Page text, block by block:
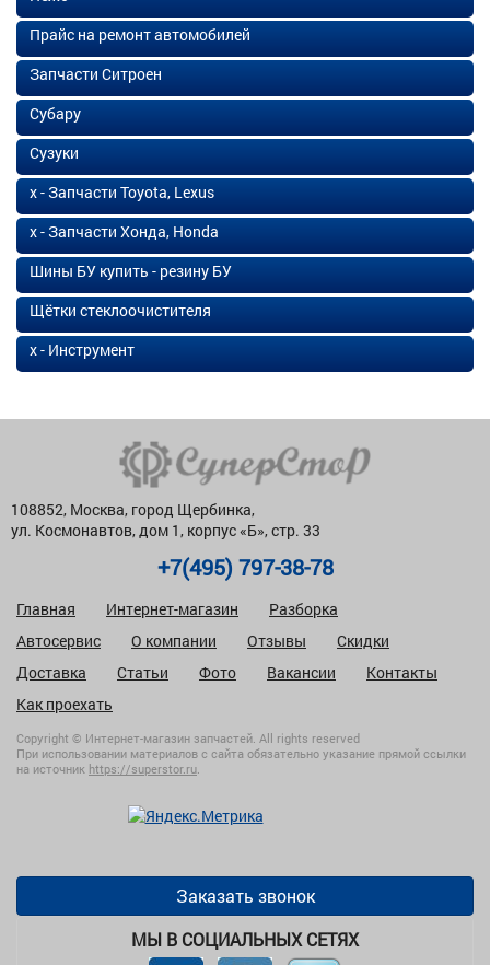
Прайс на ремонт автомобилей
Запчасти Ситроен
Субару
Сузуки
х - Запчасти Toyota, Lexus
х - Запчасти Хонда, Honda
Шины БУ купить - резину БУ
Щётки стеклоочистителя
х - Инструмент
108852, Москва, город Щербинка,
ул. Космонавтов, дом 1, корпус «Б», стр. 33
+7(495) 797-38-78
Главная Интернет-магазин
Разборка
Автосервис
О компании Отзывы
Скидки
Доставка
Статьи Фото Вакансии
Контакты
Как проехать
Copyright © Интернет-магазин запчастей. All rights reserved
При использовании материалов с сайта обязательно указание прямой ссылки
на источник https://superstor.ru.
Заказать звонок
МЫ В СОЦИАЛЬНЫХ СЕТЯХ